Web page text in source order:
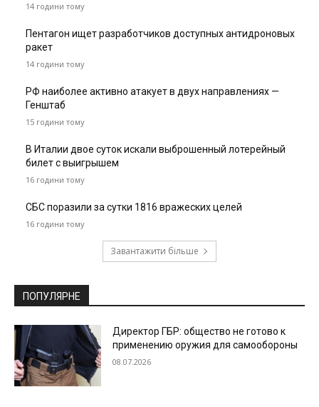
14 години тому
Пентагон ищет разработчиков доступных антидроновых
ракет
14 години тому
РФ наиболее активно атакует в двух направлениях —
Генштаб
15 години тому
В Италии двое суток искали выброшенный лотерейный
билет с выигрышем
16 години тому
СБС поразили за сутки 1816 вражеских целей
16 години тому
Завантажити більше
ПОПУЛЯРНЕ
Директор ГБР: общество не готово к
применению оружия для самообороны
08.07.2026